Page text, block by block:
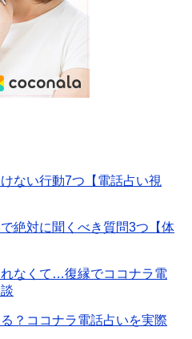
ない行動7つ【電話占い視
絶対に聞くべき質問3つ【体
なくて…復縁でココナラ電
？ココナラ電話占いを実際